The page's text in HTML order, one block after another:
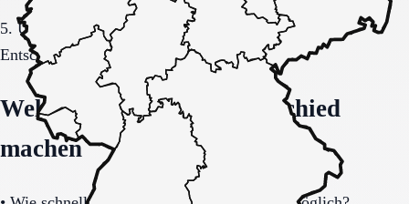
5. Übergang, Kommunikation und Kosten vor der
Entscheidung vollständig klären.
Welche Fragen den Unterschied
machen